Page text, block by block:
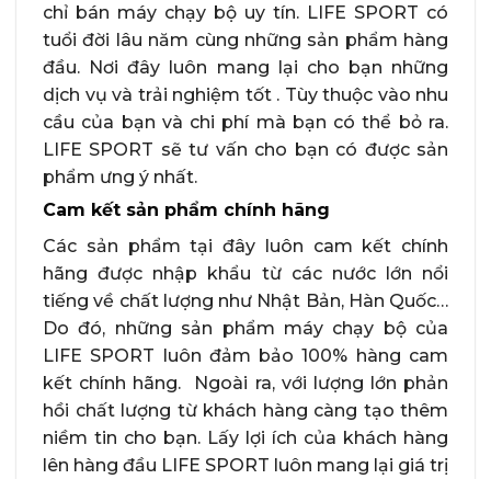
chỉ bán máy chạy bộ uy tín. LIFE SPORT có
tuổi đời lâu năm cùng những sản phẩm hàng
đầu. Nơi đây luôn mang lại cho bạn những
dịch vụ và trải nghiệm tốt . Tùy thuộc vào nhu
cầu của bạn và chi phí mà bạn có thể bỏ ra.
LIFE SPORT sẽ tư vấn cho bạn có được sản
phẩm ưng ý nhất.
Cam kết sản phẩm chính hãng
Các sản phẩm tại đây luôn cam kết chính
hãng được nhập khẩu từ các nước lớn nổi
tiếng về chất lượng như Nhật Bản, Hàn Quốc…
Do đó, những sản phẩm máy chạy bộ của
LIFE SPORT luôn đảm bảo 100% hàng cam
kết chính hãng. Ngoài ra, với lượng lớn phản
hồi chất lượng từ khách hàng càng tạo thêm
niềm tin cho bạn. Lấy lợi ích của khách hàng
lên hàng đầu LIFE SPORT luôn mang lại giá trị